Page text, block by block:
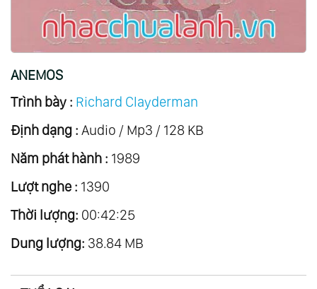
21.Songs Of Love
22.A Little Night Music
24.Thailand Mon Amour
25.Zodiacal Symphony
26.Anemos
27.Concerto
29. The Fantastic Movie Story Of Ennio
Morricone
30.Il Y A Toujours De Soleil ...au Dessus Des
ANEMOS
Trình bày : Richard Clayderman
Định dạng : Audio / Mp3 / 128 KB
Năm phát hành : 1989
Lượt nghe : 1390
Thời lượng: 00:42:25
Dung lượng: 38.84 MB